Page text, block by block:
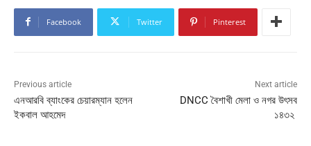
Facebook Twitter Pinterest
Previous article
এনআরবি ব্যাংকের চেয়ারম্যান হলেন
ইকবাল আহমেদ
Next article
DNCC বৈশাখী মেলা ও নগর উৎসব
১৪৩২